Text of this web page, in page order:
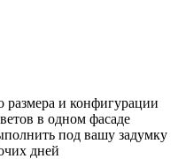
размера и конфигурации
в одном фасаде
под вашу задумку
дней